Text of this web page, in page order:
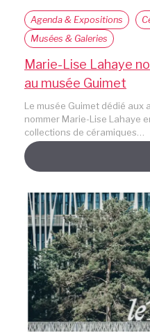
Agenda & Expositions
Musées & Galeries
Marie-Lise Lahaye
au musée Guimet
Le musée Guimet dédié aux
nommer Marie-Lise Lahaye
collections de céramiques…